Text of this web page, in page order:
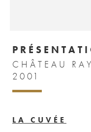
CHÂTEAU
2001
LA CUVÉE